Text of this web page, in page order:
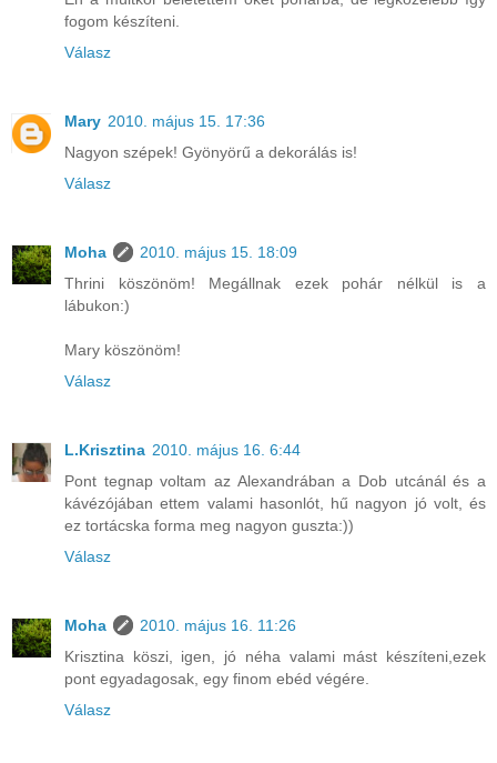
fogom készíteni.
Válasz
Mary 2010. május 15. 17:36
Nagyon szépek! Gyönyörű a dekorálás is!
Válasz
Moha
2010. május 15. 18:09
Thrini köszönöm! Megállnak ezek pohár nélkül is a
lábukon:)
Mary köszönöm!
Válasz
L.Krisztina 2010. május 16. 6:44
Pont tegnap voltam az Alexandrában a Dob utcánál és a
kávézójában ettem valami hasonlót, hű nagyon jó volt, és
ez tortácska forma meg nagyon guszta:))
Válasz
Moha
2010. május 16. 11:26
Krisztina köszi, igen, jó néha valami mást készíteni,ezek
pont egyadagosak, egy finom ebéd végére.
Válasz